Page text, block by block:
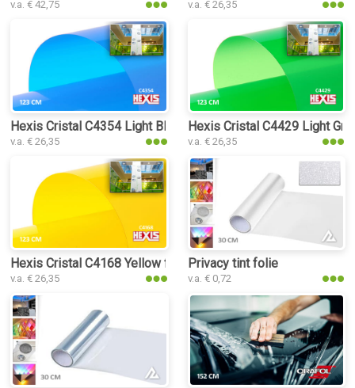
v.a. € 42,75 v.a. € 26,35
Hexis Cristal C4354 Light Blue folie
v.a. € 26,35
Hexis Cristal C4429 Light
v.a. € 26,35
Hexis Cristal C4168 Yellow folie
v.a. € 26,35
Privacy tint folie
v.a. € 0,72